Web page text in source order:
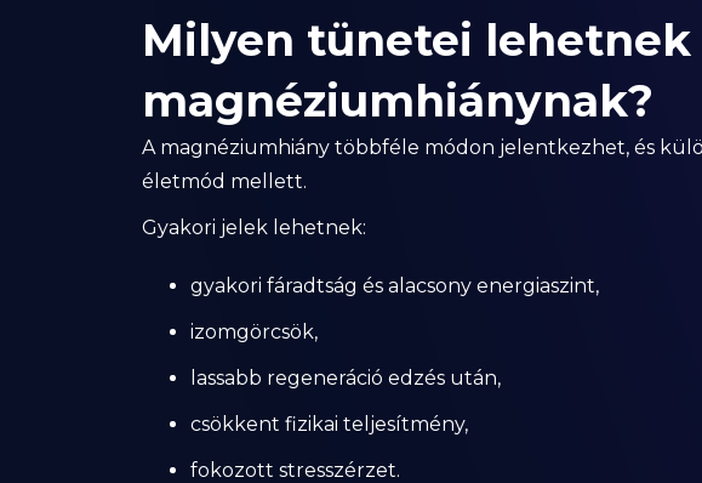
Milyen tünetei lehetnek
magnéziumhiánynak?
A magnéziumhiány többféle módon jelentkezhet, és
életmód mellett.
Gyakori jelek lehetnek:
gyakori fáradtság és alacsony energiaszint,
izomgörcsök,
lassabb regeneráció edzés után,
csökkent fizikai teljesítmény,
fokozott stresszérzet.